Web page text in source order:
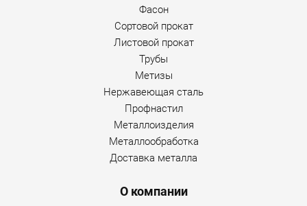
Фасон
Сортовой прокат
Листовой прокат
Трубы
Метизы
Нержавеющая сталь
Профнастил
Металлоизделия
Металлообработка
Доставка металла
О компании